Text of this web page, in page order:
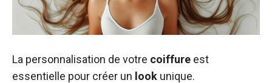
La personnalisation de votre coiffure est
essentielle pour créer un look unique.